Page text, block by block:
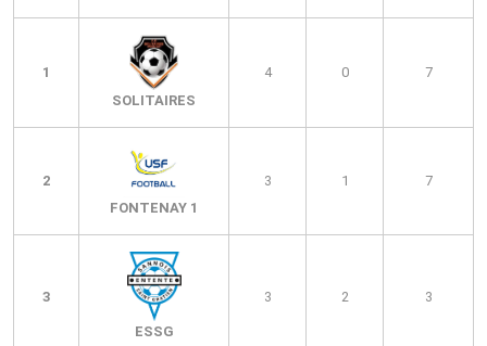
1
SOLITAIRES
4 0 7
2
FONTENAY 1
3 1 7
3
ESSG
3 2 3